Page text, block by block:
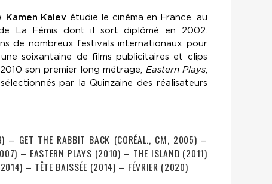
Kamen Kalev étudie le cinéma en France, au
La Fémis dont il sort diplômé en 2002.
de nombreux festivals internationaux pour
soixantaine de films publicitaires et clips
son premier long métrage, Eastern Plays,
par la Quinzaine des réalisateurs
– GET THE RABBIT BACK (CORÉAL., CM, 2005) –
– EASTERN PLAYS (2010) – THE ISLAND (2011)
– TÊTE BAISSÉE (2014) – FÉVRIER (2020)